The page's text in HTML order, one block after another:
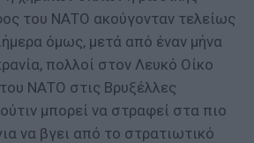
του ΝΑΤΟ ακούγονταν τελείως
όμως, μετά από έναν μήνα
πολλοί στον Λευκό Οίκο
ΝΑΤΟ στις Βρυξέλλες
μπορεί να στραφεί στα πιο
να βγει από το στρατιωτικό